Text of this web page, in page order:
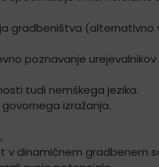
gradbeništva (alternativno
poznavanje
tudi nemškega jezika.
izražanja.
v dinamičnem gradbenem